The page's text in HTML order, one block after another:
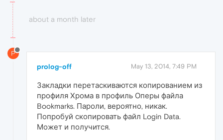
about a month later
P
prolog-off May 13, 2014, 7:49 PM
Закладки перетаскиваются копированием из
профиля Хрома в профиль Оперы файла
Bookmarks. Пароли, вероятно, никак.
Попробуй скопировать файл Login Data.
Может и получится.